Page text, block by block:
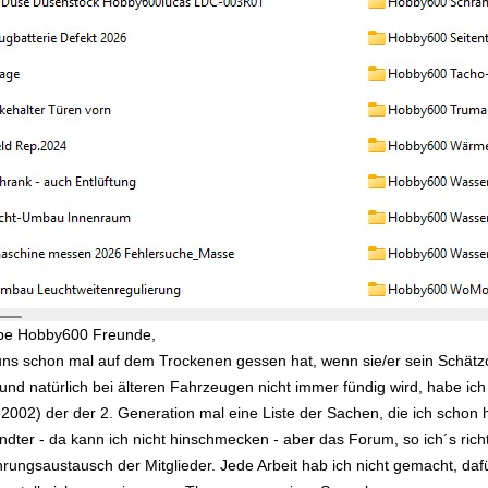
Hobby600 Freunde,
schon mal auf dem Trockenen gessen hat, wenn sie/er sein
natürlich bei älteren Fahrzeugen nicht immer fündig wird, habe
der der 2. Generation mal eine Liste der Sachen, die ich
- da kann ich nicht hinschmecken - aber das Forum, so ich´s
der Mitglieder. Jede Arbeit hab ich nicht gemacht,